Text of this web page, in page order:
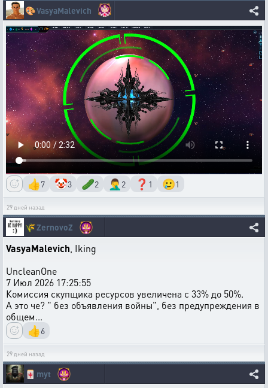
🎨VasyaMalevich
👍7 🤡3 🥒2 🤦‍♂️ 2 ❓ 1 🥲1
29 дней назад
🌾ZernovoZ
VasyaMalevich, Iking
UncleanOne
7 Июл 2026 17:25:55
Комиссия скупщика ресурсов увеличена с 33% до 50%.
А это че? " без объявления войны", без предупреждения в
общем...
👍6
29 дней назад
🀄 myt